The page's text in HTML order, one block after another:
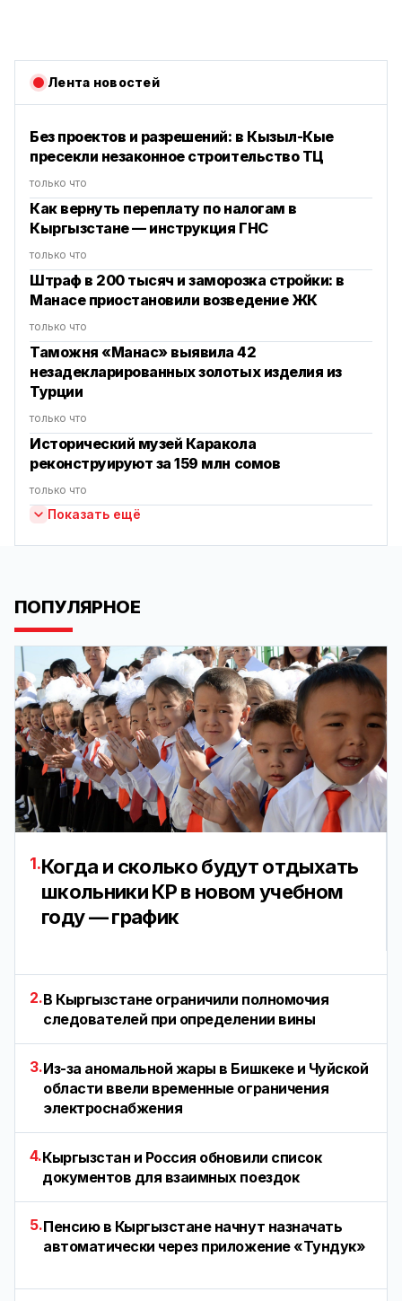
Лента новостей
Без проектов и разрешений: в Кызыл-Кые
пресекли незаконное строительство ТЦ
только что
Как вернуть переплату по налогам в
Кыргызстане — инструкция ГНС
только что
Штраф в 200 тысяч и заморозка стройки: в
Манасе приостановили возведение ЖК
только что
Таможня «Манас» выявила 42
незадекларированных золотых изделия из
Турции
только что
Исторический музей Каракола
реконструируют за 159 млн сомов
только что
Показать ещё
ПОПУЛЯРНОЕ
1.Когда и сколько будут отдыхать
школьники КР в новом учебном
году — график
2.В Кыргызстане ограничили полномочия
следователей при определении вины
3.Из-за аномальной жары в Бишкеке и Чуйской
области ввели временные ограничения
электроснабжения
4.Кыргызстан и Россия обновили список
документов для взаимных поездок
5.Пенсию в Кыргызстане начнут назначать
автоматически через приложение «Тундук»